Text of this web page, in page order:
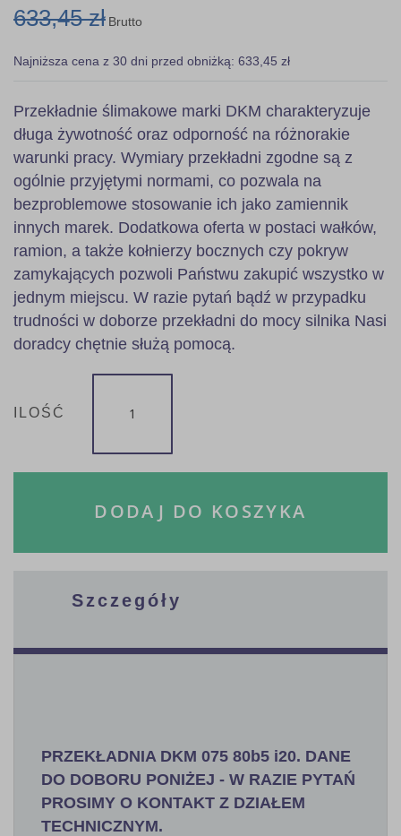
633,45 zł Brutto
Najniższa cena z 30 dni przed obniżką: 633,45 zł
Przekładnie ślimakowe marki DKM charakteryzuje
długa żywotność oraz odporność na różnorakie
warunki pracy. Wymiary przekładni zgodne są z
ogólnie przyjętymi normami, co pozwala na
bezproblemowe stosowanie ich jako zamiennik
innych marek. Dodatkowa oferta w postaci wałków,
ramion, a także kołnierzy bocznych czy pokryw
zamykających pozwoli Państwu zakupić wszystko w
jednym miejscu. W razie pytań bądź w przypadku
trudności w doborze przekładni do mocy silnika Nasi
doradcy chętnie służą pomocą.
ILOŚĆ
DODAJ DO KOSZYKA
Szczegóły
PRZEKŁADNIA DKM 075 80b5 i20. DANE
DO DOBORU PONIŻEJ - W RAZIE PYTAŃ
PROSIMY O KONTAKT Z DZIAŁEM
TECHNICZNYM.